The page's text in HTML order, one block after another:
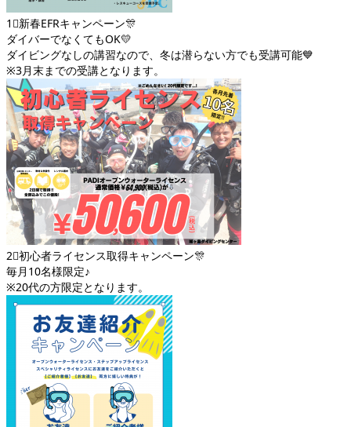
1⃣新春EFRキャンペーン🎊
ダイバーでなくてもOK💛
ダイビングなしの講習なので、冬は潜らない方でも受講可能💙
※3月末までの受講となります。
2⃣初心者ライセンス取得キャンペーン🎊
毎月10名様限定♪
※20代の方限定となります。